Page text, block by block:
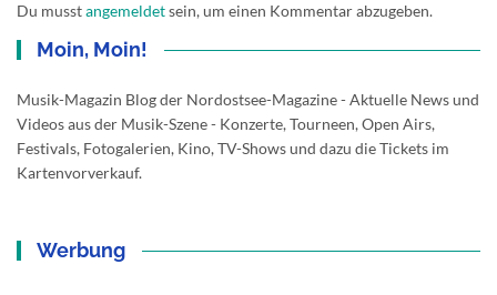
Du musstangemeldetsein, um einen Kommentar abzugeben.
Moin, Moin!
Musik-Magazin Blog der Nordostsee-Magazine - Aktuelle News und
Videos aus der Musik-Szene - Konzerte, Tourneen, Open Airs,
Festivals, Fotogalerien, Kino, TV-Shows und dazu die Tickets im
Kartenvorverkauf.
Werbung